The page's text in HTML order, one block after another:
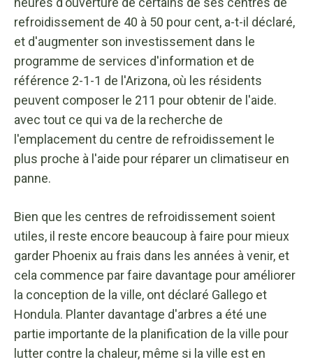
refroidissement de 40 à 50 pour cent, a-t-il déclaré,
et d'augmenter son investissement dans le
programme de services d'information et de
référence 2-1-1 de l'Arizona, où les résidents
peuvent composer le 211 pour obtenir de l'aide.
avec tout ce qui va de la recherche de
l'emplacement du centre de refroidissement le
plus proche à l'aide pour réparer un climatiseur en
panne.
Bien que les centres de refroidissement soient
utiles, il reste encore beaucoup à faire pour mieux
garder Phoenix au frais dans les années à venir, et
cela commence par faire davantage pour améliorer
la conception de la ville, ont déclaré Gallego et
Hondula. Planter davantage d'arbres a été une
partie importante de la planification de la ville pour
lutter contre la chaleur, même si la ville est en